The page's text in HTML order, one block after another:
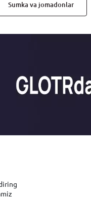
Sumka va jomadonlar